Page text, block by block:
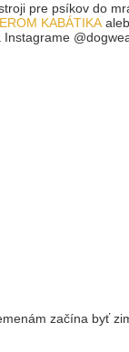
pre psíkov do
KABÁTIKA
začína byť